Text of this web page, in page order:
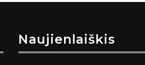
Naujienlaiškis